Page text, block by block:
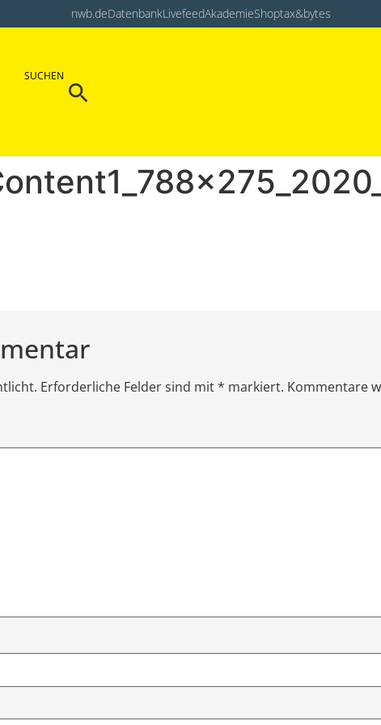
nwb.deDatenbankLivefeedAkademieShoptax&bytes
SUCHEN
Search
Erforderliche Felder sind mit * markiert. Kommentare